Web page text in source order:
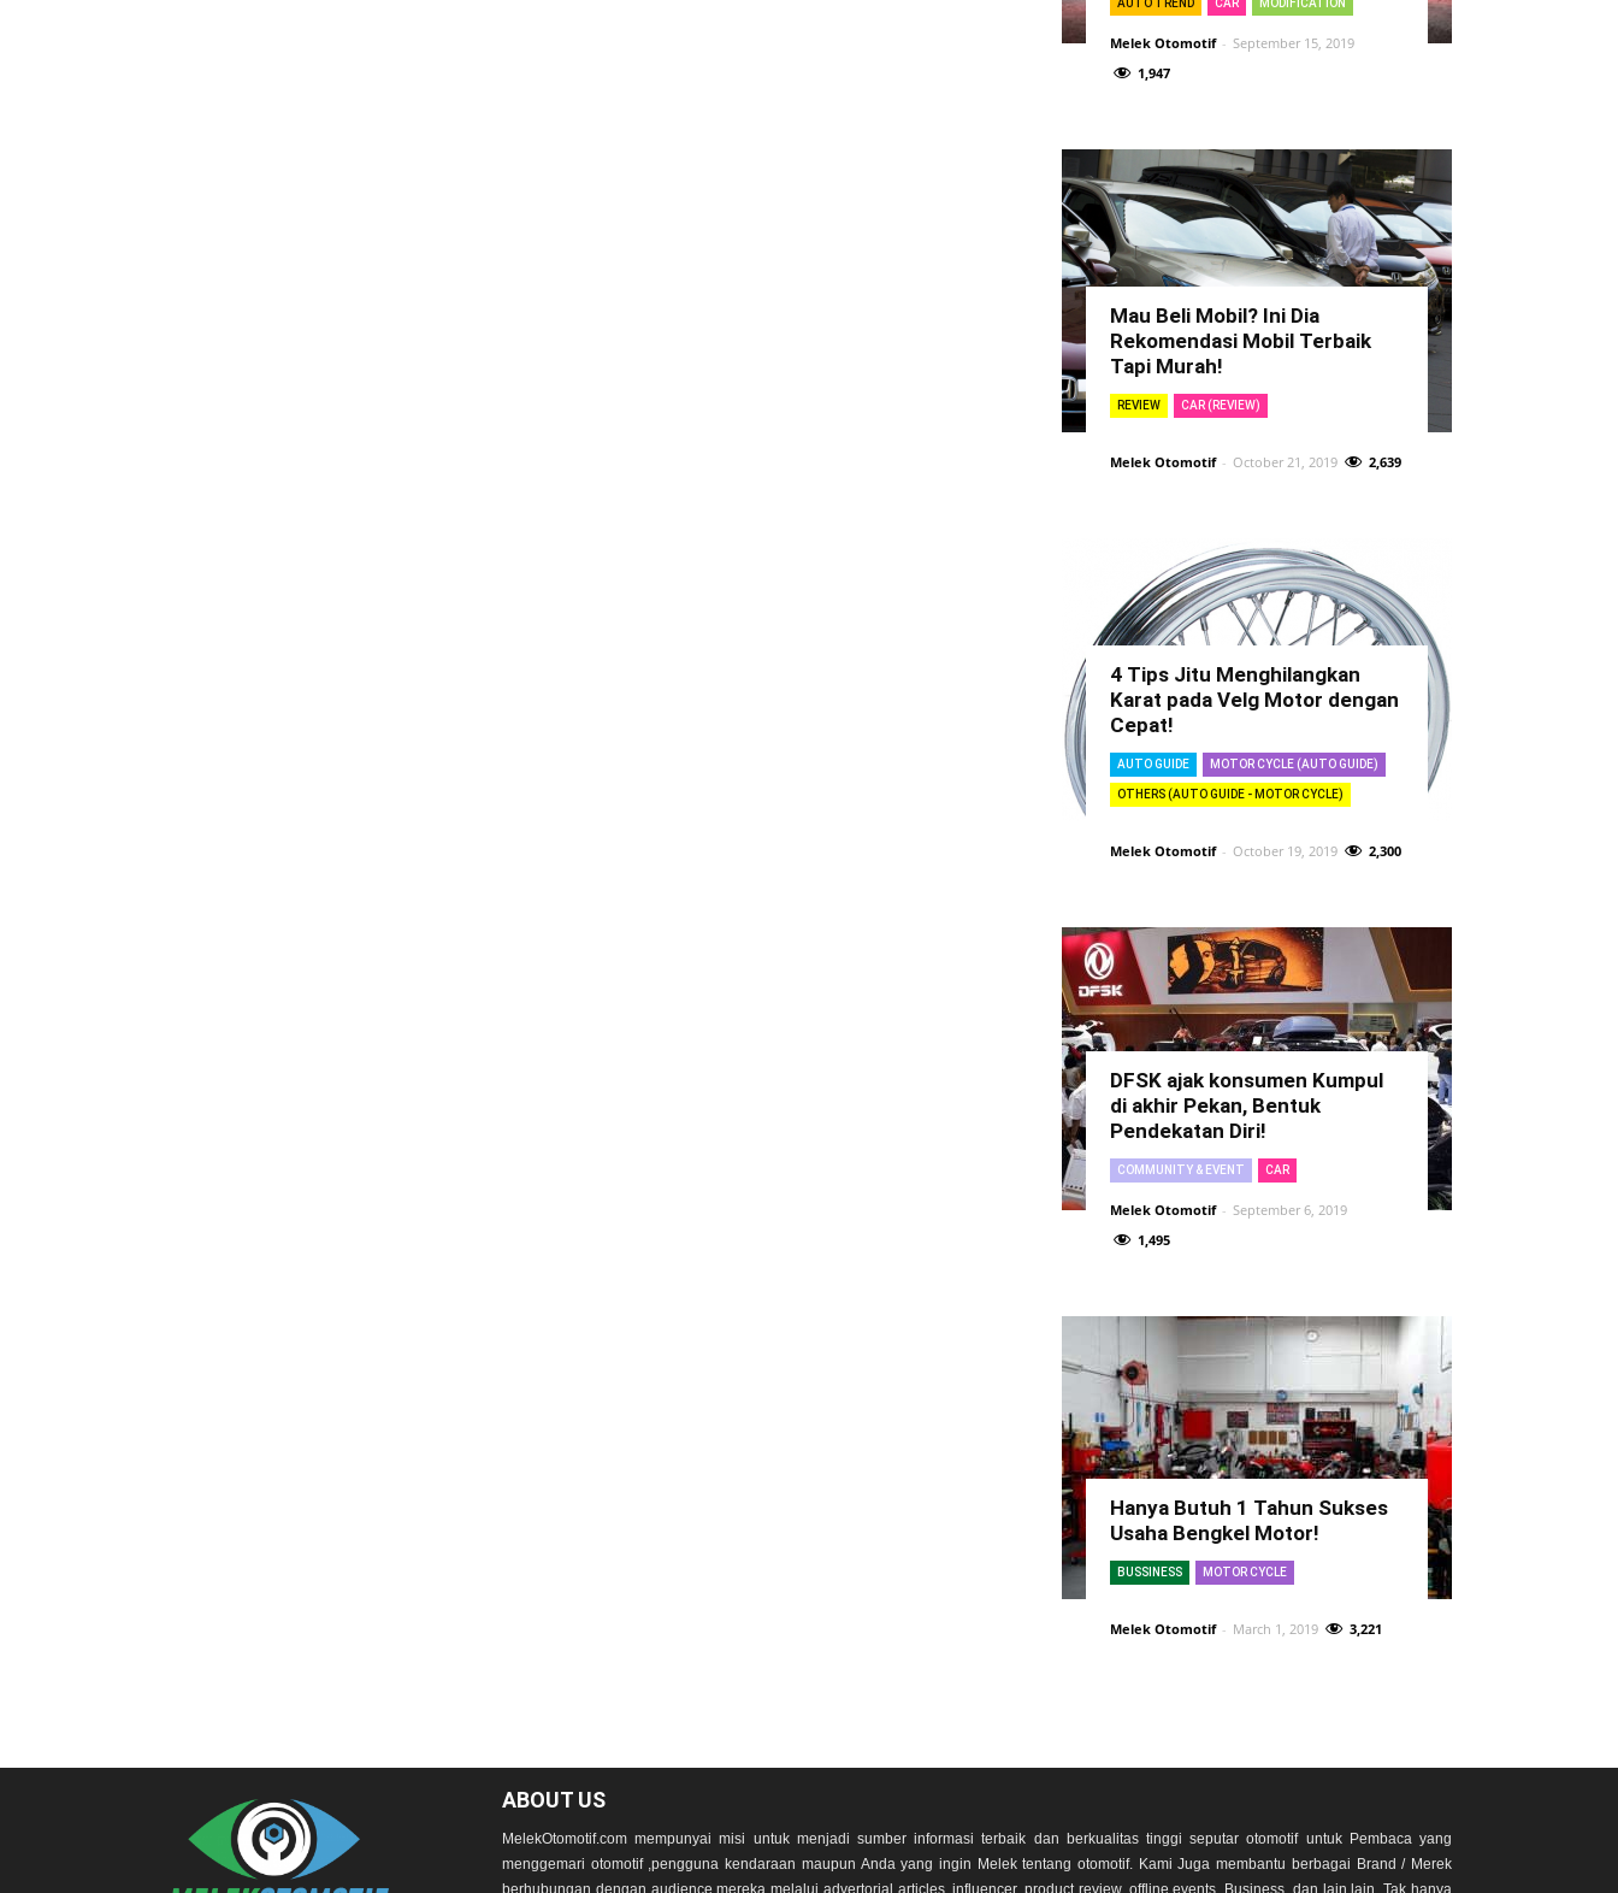
AUTO TREND CAR MODIFICATION
Melek Otomotif - September 15, 2019
1,947
Mau Beli Mobil? Ini Dia
Rekomendasi Mobil Terbaik
Tapi Murah!
REVIEW CAR (REVIEW)
Melek Otomotif - October 21, 2019 2,639
4 Tips Jitu Menghilangkan
Karat pada Velg Motor dengan
Cepat!
AUTO GUIDE MOTOR CYCLE (AUTO GUIDE)
OTHERS (AUTO GUIDE - MOTOR CYCLE)
Melek Otomotif - October 19, 2019 2,300
DFSK ajak konsumen Kumpul
di akhir Pekan, Bentuk
Pendekatan Diri!
COMMUNITY & EVENT CAR
Melek Otomotif - September 6, 2019
1,495
Hanya Butuh 1 Tahun Sukses
Usaha Bengkel Motor!
BUSSINESS MOTOR CYCLE
Melek Otomotif - March 1, 2019 3,221
ABOUT US
MelekOtomotif.com mempunyai misi untuk menjadi sumber informasi terbaik dan berkualitas tinggi seputar otomotif untuk Pembaca yang
menggemari otomotif ,pengguna kendaraan maupun Anda yang ingin Melek tentang otomotif. Kami Juga membantu berbagai Brand / Merek
berhubungan dengan audience mereka melalui advertorial articles, influencer, product review, offline events, Business, dan lain lain. Tak hanya